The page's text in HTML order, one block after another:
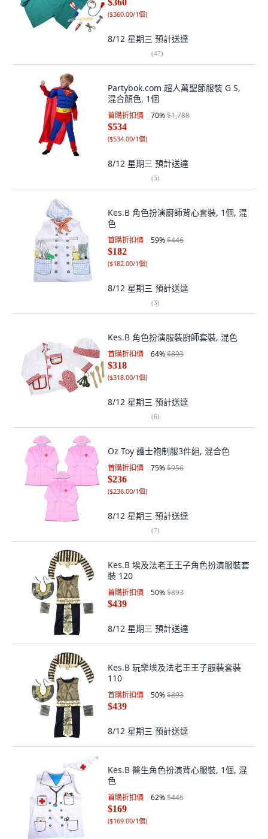
$360
($360.00/1個)
8/12 星期三 預計送達
(47)
Partybok.com 超人萬聖節服裝 G S,
混合顏色, 1個
首購折扣價 70%$1,788
$534
($534.00/1個)
8/12 星期三 預計送達
(5)
Kes.B 角色扮演廚師背心套裝, 1個, 混
色
首購折扣價 59%$446
$182
($182.00/1個)
8/12 星期三 預計送達
(3)
Kes.B 角色扮演服裝廚師套裝, 混色
首購折扣價 64%$893
$318
($318.00/1個)
8/12 星期三 預計送達
(6)
Oz Toy 護士袍制服3件組, 混合色
首購折扣價 75%$956
$236
($236.00/1個)
8/12 星期三 預計送達
(7)
Kes.B 埃及法老王王子角色扮演服裝套
裝 120
首購折扣價 50%$893
$439
8/12 星期三 預計送達
Kes.B 玩樂埃及法老王王子服裝套裝
110
首購折扣價 50%$893
$439
8/12 星期三 預計送達
Kes.B 醫生角色扮演背心服裝, 1個, 混
色
首購折扣價 62%$446
$169
($169.00/1個)